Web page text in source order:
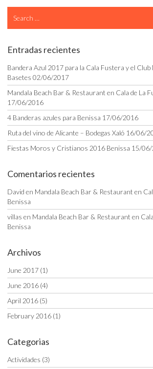
for
Entradas recientes
Bandera Azul 2017 para la Cala Fustera y el Club
Basetes 02/06/2017
Mandala Beach Bar & Restaurant en Cala de La
17/06/2016
4 Banderas azules para Benissa 17/06/2016
Ruta del vino de Alicante – Bodegas Xaló 16/06/
Fiestas Moros y Cristianos 2016 Benissa 15/
Comentarios recientes
David en Mandala Beach Bar & Restaurant en
Benissa
villas en Mandala Beach Bar & Restaurant en
Benissa
Archivos
June 2017 (1)
June 2016 (4)
April 2016 (5)
February 2016 (1)
Categorias
Actividades (3)